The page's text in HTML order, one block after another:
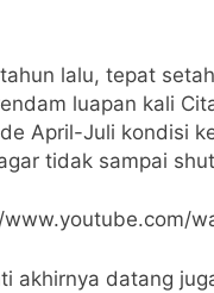
lalu, tepat
luapan kali
April-Juli kondisi
tidak sampai
akhirnya datang